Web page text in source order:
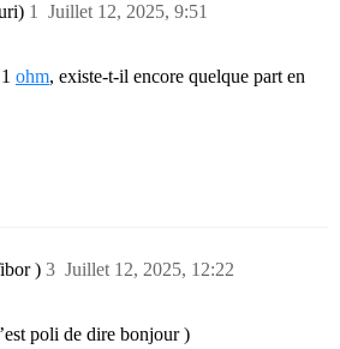
Juillet 12, 2025, 9:51
1
ohm, existe-t-il encore quelque part en
) Juillet 12, 2025, 12:22
3
poli de dire bonjour )